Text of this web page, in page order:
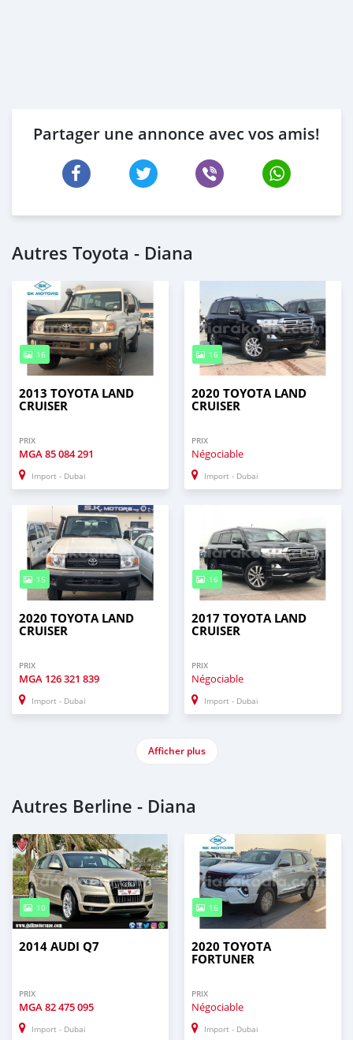
Partager une annonce avec vos amis!
Autres Toyota - Diana
16
2013 TOYOTA LAND
CRUISER
PRIX
MGA85 084 291
Import - Dubai
16
2020 TOYOTA LAND
CRUISER
PRIX
Négociable
Import - Dubai
15
2020 TOYOTA LAND
CRUISER
PRIX
MGA 126 321 839
Import - Dubai
16
2017 TOYOTA LAND
CRUISER
PRIX
Négociable
Import - Dubai
Afficher plus
Autres Berline - Diana
10
2014 AUDI Q7
PRIX
MGA82 475 095
Import - Dubai
16
2020 TOYOTA
FORTUNER
PRIX
Négociable
Import - Dubai